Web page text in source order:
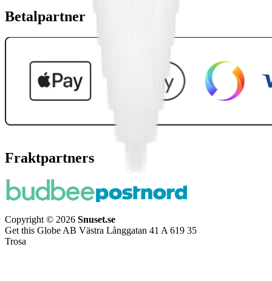
Betalpartner
Fraktpartners
Copyright © 2026 Snuset.se
Get this Globe AB Västra Långgatan 41 A 619 35
Trosa